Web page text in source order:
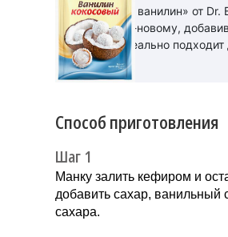
«Кокосовый ванилин» от
заиграть по-новому,
Новинка идеально
напитков.
Способ приготовления
Шаг 1
Манку залить кефиром и
добавить сахар, ванильный
сахара.